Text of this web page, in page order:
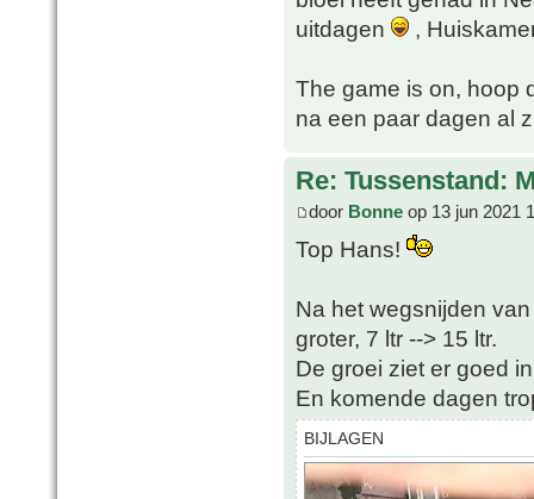
uitdagen
,
The game is on, hoop
na een paar dagen al
Re: Tussenstand:
door Bonne op 13 jun 2021
Top Hans!
Na het wegsnijden
groter, 7 ltr --> 15 ltr.
De groei ziet er goed
En komende dagen
BIJLAGEN